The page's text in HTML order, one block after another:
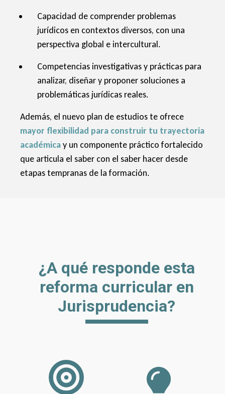
Capacidad de comprender problemas
jurídicos en contextos diversos, con una
perspectiva global e intercultural.
Competencias investigativas y prácticas para
analizar, diseñar y proponer soluciones a
problemáticas jurídicas reales.
Además, el nuevo plan de estudios te ofrece
mayor flexibilidad para construir tu trayectoria
académicay un componente práctico fortalecido
que articula el saber con el saber hacer desde
etapas tempranas de la formación.
¿A qué responde esta
reforma curricular en
Jurisprudencia?